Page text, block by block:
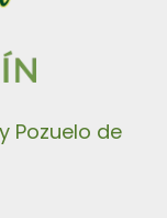
Pozuelo de